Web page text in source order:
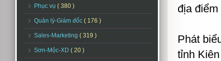
Phục vụ ( 380 )
Quản lý-Giám đốc ( 176 )
Sales-Marketing ( 319 )
Sơn-Mộc-XD ( 20 )
địa
Phát
tỉnh